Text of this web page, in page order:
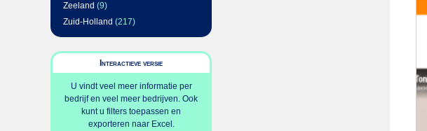
Zeeland (9)
Zuid-Holland (217)
Interactieve versie
U vindt veel meer informatie per
bedrijf en veel meer bedrijven. Ook
kunt u filters toepassen en
exporteren naar Excel.